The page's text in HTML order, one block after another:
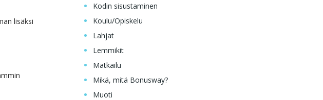
lisäksi
Kodin sisustaminen
Koulu/Opiskelu
Lahjat
Lemmikit
Matkailu
Mikä, mitä Bonusway?
Muoti